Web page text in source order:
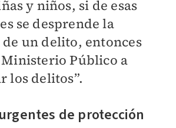
y niños, si de esas
se desprende la
un delito, entonces
Público a
los delitos”.
de protección